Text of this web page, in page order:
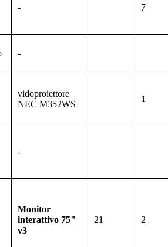
- 7
-
vidoproiettore
NEC M352WS
1
-
Monitor
interattivo 75"
v3
21 2